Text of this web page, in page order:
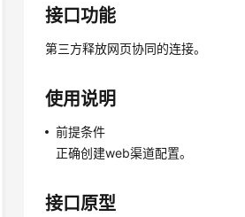
接口功能
第三方释放网页协同的连接。
使用说明
前提条件
正确创建web渠道配置。
接口原型